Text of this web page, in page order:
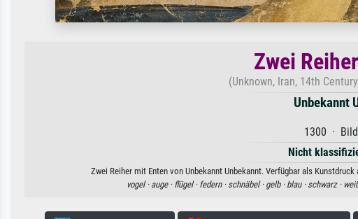
Zwei
(Unknown, Iran, 14th
Unbekannt
1300 ·
Nicht
Zwei Reiher mit Enten von Unbekannt Unbekannt. Verfügbar als
vogel · auge · flügel · federn · schnäbel · gelb · blau · schwarz ·